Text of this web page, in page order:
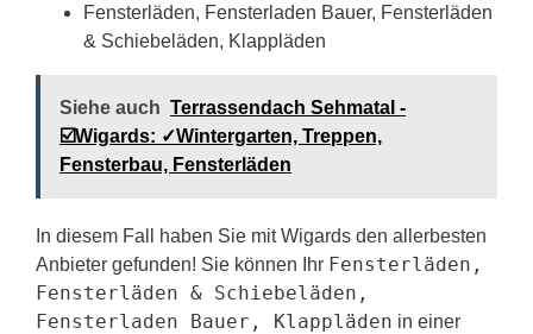
Fensterläden, Fensterladen Bauer, Fensterläden
& Schiebeläden, Klappläden
Siehe auch Terrassendach Sehmatal -
☑️Wigards: ✓Wintergarten, Treppen,
Fensterbau, Fensterläden
In diesem Fall haben Sie mit Wigards den allerbesten
Anbieter gefunden! Sie können Ihr Fensterläden,
Fensterläden & Schiebeläden,
Fensterladen Bauer, Klappläden in einer